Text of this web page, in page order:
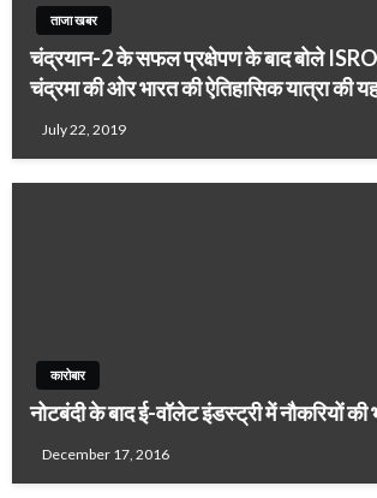
ताजा खबर
चंद्रयान-2 के सफल प्रक्षेपण के बाद बोले
चंद्रमा की ओर भारत की ऐतिहासिक यात्रा की
July 22, 2019
कारोबार
नोटबंदी के बाद ई-वॉलेट इंडस्ट्री में नौकरियों की
December 17, 2016